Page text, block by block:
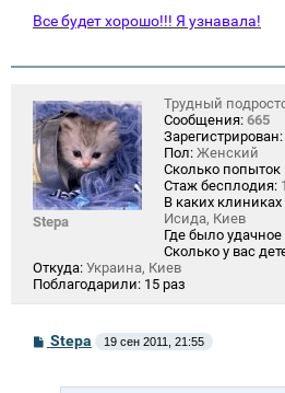
Все будет хорошо!!! Я узнавала!
Stepa
Трудный
Сообщения: 665
Зарегистрирован:
Пол: Женский
Сколько
Стаж бесплодия:
В каких
Исида, Киев
Где было
Сколько у вас
Откуда: Украина, Киев
Поблагодарили: 15 раз
СStepa 19 сен 2011, 21:55